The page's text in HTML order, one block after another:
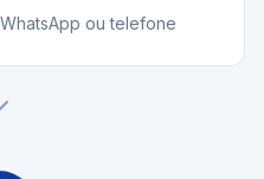
ou telefone